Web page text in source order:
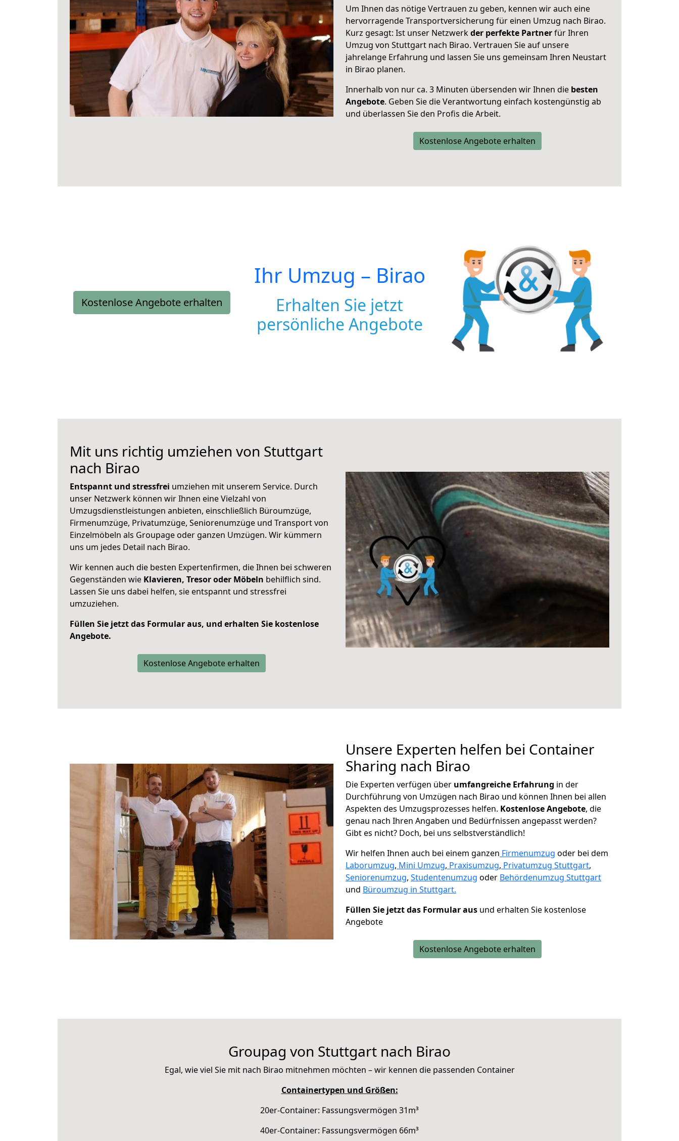
Um Ihnen das nötige Vertrauen zu geben, kennen wir auch eine
hervorragende Transportversicherung für einen Umzug nach Birao.
Kurz gesagt: Ist unser Netzwerkder perfekte Partnerfür Ihren
Umzug von Stuttgart nach Birao. Vertrauen Sie auf unsere
jahrelange Erfahrung und lassen Sie uns gemeinsam Ihren Neustart
in Birao planen.
Innerhalb von nur ca. 3 Minuten übersenden wir Ihnen die besten
Angebote. Geben Sie die Verantwortung einfach kostengünstig ab
und überlassen Sie den Profis die Arbeit.
Kostenlose Angebote erhalten
Kostenlose Angebote erhalten
Ihr Umzug – Birao
Erhalten Sie jetzt
persönliche Angebote
Mit uns richtig umziehen von Stuttgart
nach Birao
Entspannt und stressfrei umziehen mit unserem Service. Durch
unser Netzwerk können wir Ihnen eine Vielzahl von
Umzugsdienstleistungen anbieten, einschließlich Büroumzüge,
Firmenumzüge, Privatumzüge, Seniorenumzüge und Transport von
Einzelmöbeln als Groupage oder ganzen Umzügen. Wir kümmern
uns um jedes Detail nach Birao.
Wir kennen auch die besten Expertenfirmen, die Ihnen bei schweren
Gegenständen wie Klavieren, Tresor oder Möbeln behilflich sind.
Lassen Sie uns dabei helfen, sie entspannt und stressfrei
umzuziehen.
Füllen Sie jetzt das Formular aus, und erhalten Sie kostenlose
Angebote.
Kostenlose Angebote erhalten
Unsere Experten helfen bei Container
Sharing nach Birao
Die Experten verfügen über umfangreiche Erfahrung in der
Durchführung von Umzügen nach Birao und können Ihnen bei allen
Aspekten des Umzugsprozesses helfen. Kostenlose Angebote, die
genau nach Ihren Angaben und Bedürfnissen angepasst werden?
Gibt es nicht? Doch, bei uns selbstverständlich!
Wir helfen Ihnen auch bei einem ganzen Firmenumzug oder bei dem
Laborumzug, Mini Umzug, Praxisumzug, Privatumzug Stuttgart,
Seniorenumzug, Studentenumzug oder Behördenumzug Stuttgart
und Büroumzug in Stuttgart.
Füllen Sie jetzt das Formular aus und erhalten Sie kostenlose
Angebote
Kostenlose Angebote erhalten
Groupag von Stuttgart nach Birao
Egal, wie viel Sie mit nach Birao mitnehmen möchten – wir kennen die passenden Container
Containertypen und Größen:
20er-Container: Fassungsvermögen 31m³
40er-Container: Fassungsvermögen 66m³